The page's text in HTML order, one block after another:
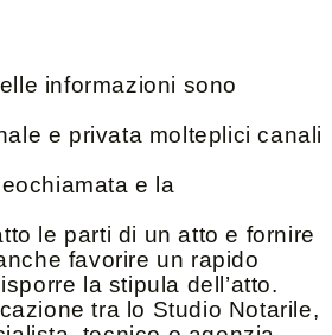
informazioni sono
e privata molteplici canali
e la
le parti di un atto e fornire
favorire un rapido
la stipula dell’atto.
tra lo Studio Notarile,